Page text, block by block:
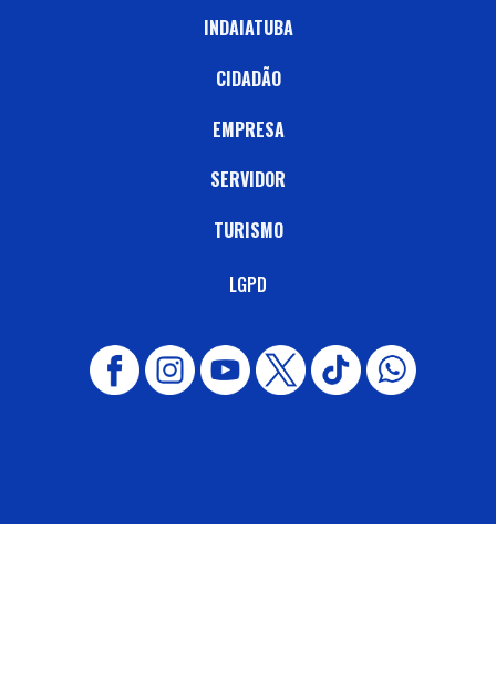
INDAIATUBA
CIDADÃO
EMPRESA
SERVIDOR
TURISMO
LGPD